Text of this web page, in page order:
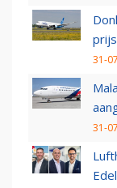
31-
31-